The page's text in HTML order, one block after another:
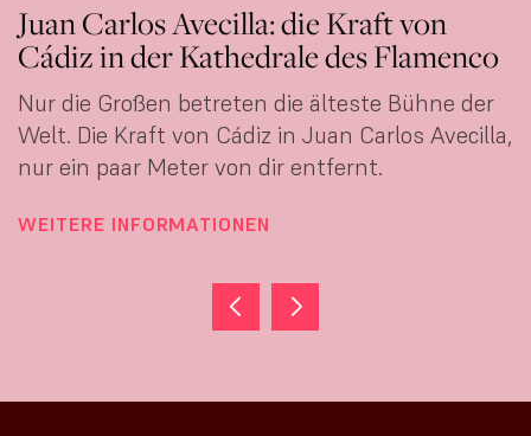
Juan Carlos Avecilla: die Kraft von
Cádiz in der Kathedrale des Flamenco
Nur die Großen betreten die älteste Bühne der
Welt. Die Kraft von Cádiz in Juan Carlos Avecilla,
nur ein paar Meter von dir entfernt.
WEITERE INFORMATIONEN